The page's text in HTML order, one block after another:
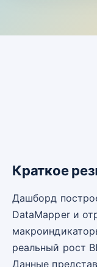
Краткое
Дашборд
DataMapper и
реальный рост
Данные